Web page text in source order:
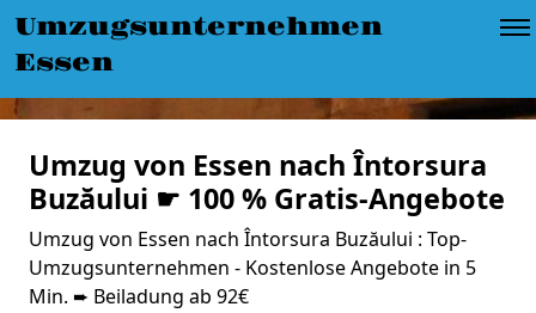
Umzugsunternehmen
Essen
Umzug von Essen nach Întorsura
Buzăului ☛ 100 % Gratis-Angebote
Umzug von Essen nach Întorsura Buzăului : Top-
Umzugsunternehmen - Kostenlose Angebote in 5
Min. ➨ Beiladung ab 92€